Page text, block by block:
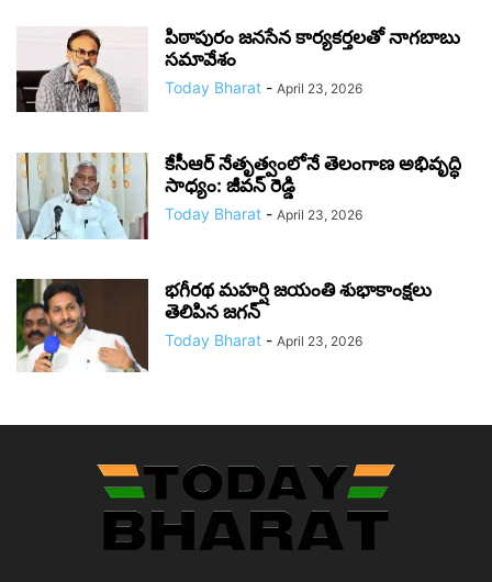
పిఠాపురం జనసేన కార్యకర్తలతో నాగబాబు
సమావేశం
Today Bharat - April 23, 2026
కేసీఆర్ నేతృత్వంలోనే తెలంగాణ అభివృద్ధి
సాధ్యం: జీవన్ రెడ్డి
Today Bharat - April 23, 2026
భగీరథ మహర్షి జయంతి శుభాకాంక్షలు
తెలిపిన జగన్‌
Today Bharat - April 23, 2026